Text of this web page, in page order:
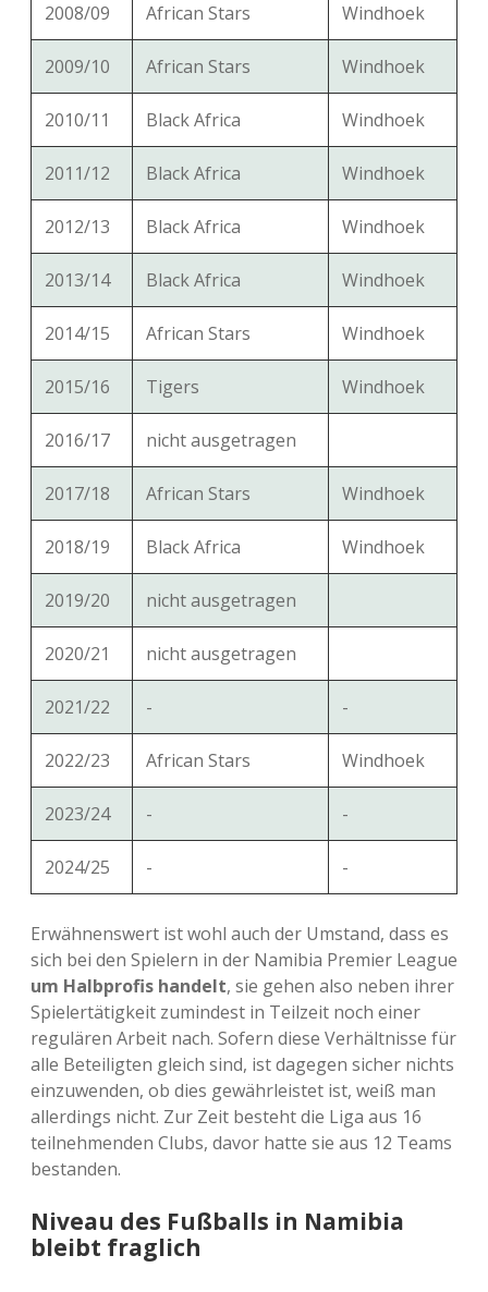
2008/09 African Stars Windhoek
2009/10 African Stars Windhoek
2010/11 Black Africa Windhoek
2011/12 Black Africa Windhoek
2012/13 Black Africa Windhoek
2013/14 Black Africa Windhoek
2014/15 African Stars Windhoek
2015/16 Tigers Windhoek
2016/17 nicht ausgetragen
2017/18 African Stars Windhoek
2018/19 Black Africa Windhoek
2019/20 nicht ausgetragen
2020/21 nicht ausgetragen
2021/22 - -
2022/23 African Stars Windhoek
2023/24 - -
2024/25 - -
Erwähnenswert ist wohl auch der Umstand, dass es
sich bei den Spielern in der Namibia Premier League
um Halbprofis handelt, sie gehen also neben ihrer
Spielertätigkeit zumindest in Teilzeit noch einer
regulären Arbeit nach. Sofern diese Verhältnisse für
alle Beteiligten gleich sind, ist dagegen sicher nichts
einzuwenden, ob dies gewährleistet ist, weiß man
allerdings nicht. Zur Zeit besteht die Liga aus 16
teilnehmenden Clubs, davor hatte sie aus 12 Teams
bestanden.
Niveau des Fußballs in Namibia
bleibt fraglich